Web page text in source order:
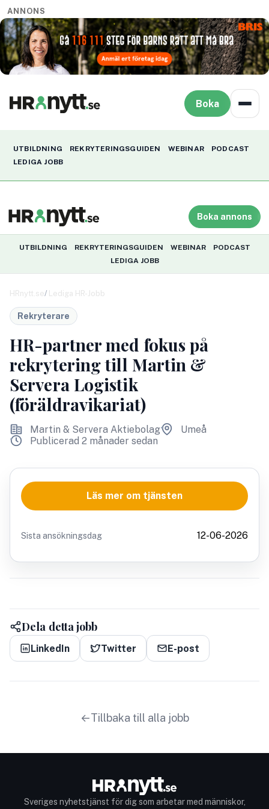
ANNONS
Boka
UTBILDNING REKRYTERINGSGUIDEN WEBINAR
PODCAST
LEDIGA JOBB
Boka annons
UTBILDNING REKRYTERINGSGUIDEN WEBINAR
PODCAST
LEDIGA JOBB
HRnytt.se Lediga HR-Jobb
Rekryterare
HR-partner med fokus på
rekrytering till Martin &
Servera Logistik
(föräldravikariat)
Martin & Servera Aktiebolag
Umeå
Publicerad 2 månader sedan
Läs mer om tjänsten
Sista ansökningsdag 12-06-2026
Dela detta jobb
LinkedIn Twitter E-post
Tillbaka till alla jobb
Sveriges nyhetstjänst för dig som arbetar med människor,